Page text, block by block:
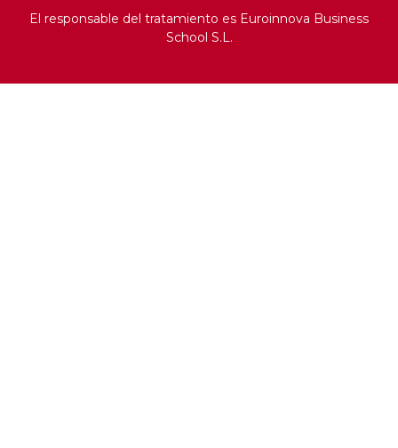
El responsable del tratamiento es Euroinnova Business
School S.L.